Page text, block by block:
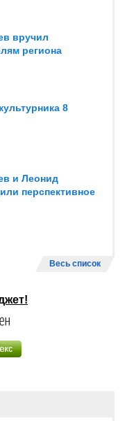
вручил
региона
8
и Леонид
перспективное
Весь список